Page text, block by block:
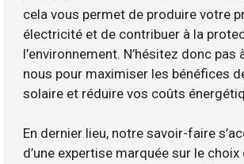
cela vous permet de produire votre
électricité et de contribuer à la
l’environnement. N’hésitez donc pas
nous pour maximiser les bénéfices
solaire et réduire vos coûts
En dernier lieu, notre savoir-faire
d’une expertise marquée sur le choix